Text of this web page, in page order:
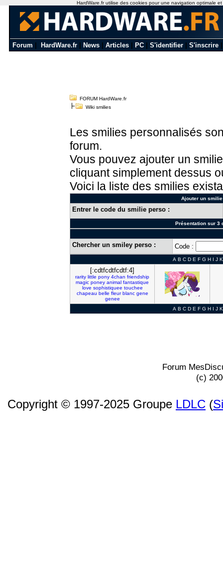
Forum HardWare.fr News Articles PC S'identifier S'inscrire
FORUM HardWare.fr
Wiki smilies
Les smilies personnalisés
forum.
Vous pouvez ajouter un
cliquant simplement dessus
Voici la liste des smilies
Ajouter un
Entrer le code du smilie perso :
Présentation sur 3
Chercher un smiley perso : Code :
A B C D E F G H I J K
[:cdtfcdtfcdtf:4]
rarity little pony 4chan friendship
magic poney animal fantastique
love sophistiquee touchee
chapeau belle fleur blanc gene
genee
A B C D E F G H I J K
Forum
(c)
Copyright © 1997-2025 Groupe LDLC (
HardWare.fr utilise des cookies pour une navigation optimale